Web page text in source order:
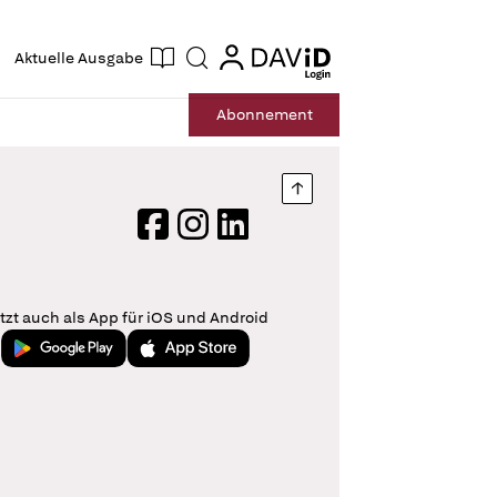
Aktuelle Ausgabe Suche login
login
Abonnement
Nach oben springen
FacebookInstagram
LinkedIn
auch als App für iOS und Android
Jetzt bei Google PlayLaden im App Store